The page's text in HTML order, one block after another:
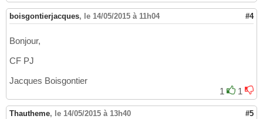
boisgontierjacques, le 14/05/2015 à 11h04 #4
Bonjour,
CF PJ
Jacques Boisgontier
1
1
Thautheme, le 14/05/2015 à 13h40 #5